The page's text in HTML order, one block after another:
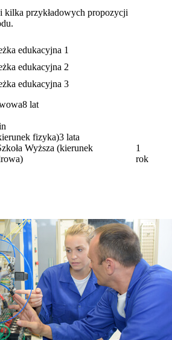
kilka przykładowych propozycji
edukacyjna 1
edukacyjna 2
edukacyjna 3
8 lat
fizyka)3 lata
Wyższa (kierunek
1
rok